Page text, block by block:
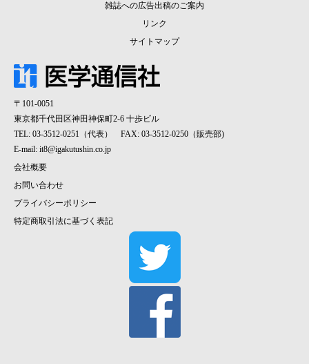
雑誌への広告出稿のご案内
リンク
サイトマップ
〒101-0051
東京都千代田区神田神保町2-6 十歩ビル
TEL: 03-3512-0251（代表） FAX: 03-3512-0250（販売部)
E-mail: it8@igakutushin.co.jp
会社概要
お問い合わせ
プライバシーポリシー
特定商取引法に基づく表記